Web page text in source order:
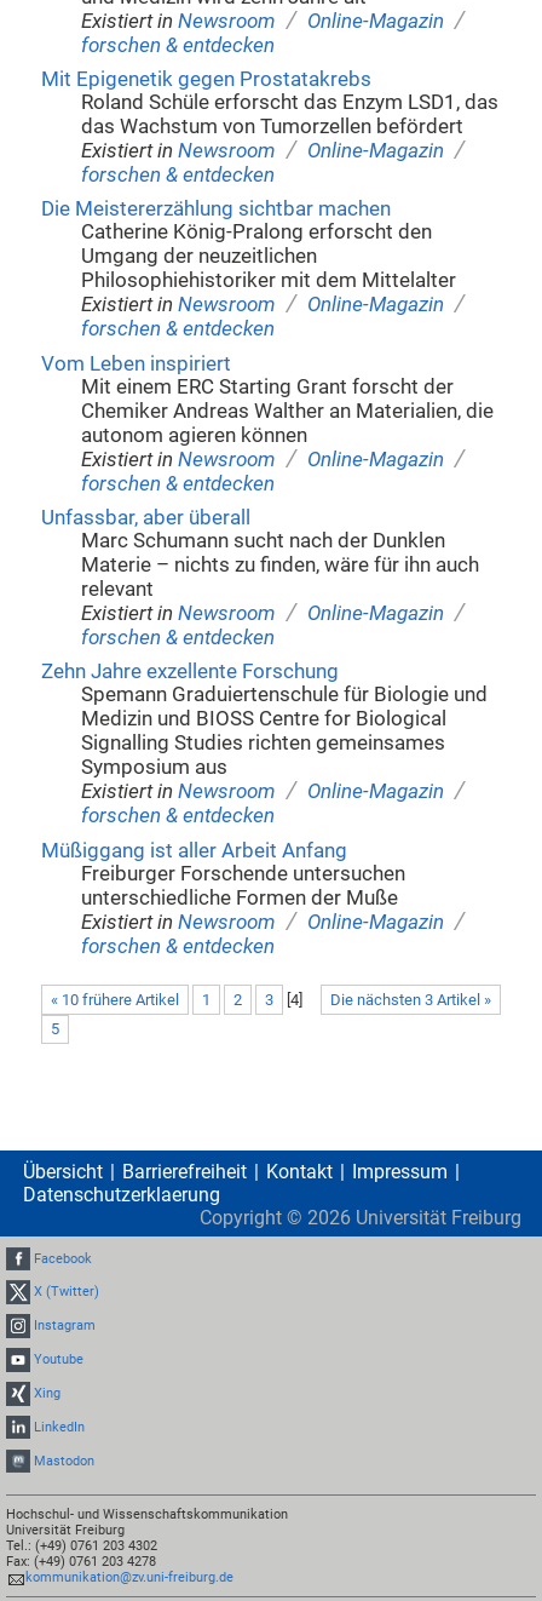
Existiert in Newsroom / Online-Magazin /
forschen & entdecken
Mit Epigenetik gegen Prostatakrebs
Roland Schüle erforscht das Enzym LSD1, das
das Wachstum von Tumorzellen befördert
Existiert in Newsroom / Online-Magazin /
forschen & entdecken
Die Meistererzählung sichtbar machen
Catherine König-Pralong erforscht den
Umgang der neuzeitlichen
Philosophiehistoriker mit dem Mittelalter
Existiert in Newsroom / Online-Magazin /
forschen & entdecken
Vom Leben inspiriert
Mit einem ERC Starting Grant forscht der
Chemiker Andreas Walther an Materialien, die
autonom agieren können
Existiert in Newsroom / Online-Magazin /
forschen & entdecken
Unfassbar, aber überall
Marc Schumann sucht nach der Dunklen
Materie – nichts zu finden, wäre für ihn auch
relevant
Existiert in Newsroom / Online-Magazin /
forschen & entdecken
Zehn Jahre exzellente Forschung
Spemann Graduiertenschule für Biologie und
Medizin und BIOSS Centre for Biological
Signalling Studies richten gemeinsames
Symposium aus
Existiert in Newsroom / Online-Magazin /
forschen & entdecken
Müßiggang ist aller Arbeit Anfang
Freiburger Forschende untersuchen
unterschiedliche Formen der Muße
Existiert in Newsroom / Online-Magazin /
forschen & entdecken
« 10 frühere Artikel Die nächsten 3 Artikel »
1 2 3 4]
5
Übersicht Barrierefreiheit Kontakt
Impressum
Datenschutzerklaerung
Copyright © 2026 Universität Freiburg
Facebook
X (Twitter)
Instagram
Youtube
Xing
LinkedIn
Mastodon
Hochschul- und Wissenschaftskommunikation
Universität Freiburg
Tel.: (+49) 0761 203 4302
Fax: (+49) 0761 203 4278
kommunikation@zv.uni-freiburg.de